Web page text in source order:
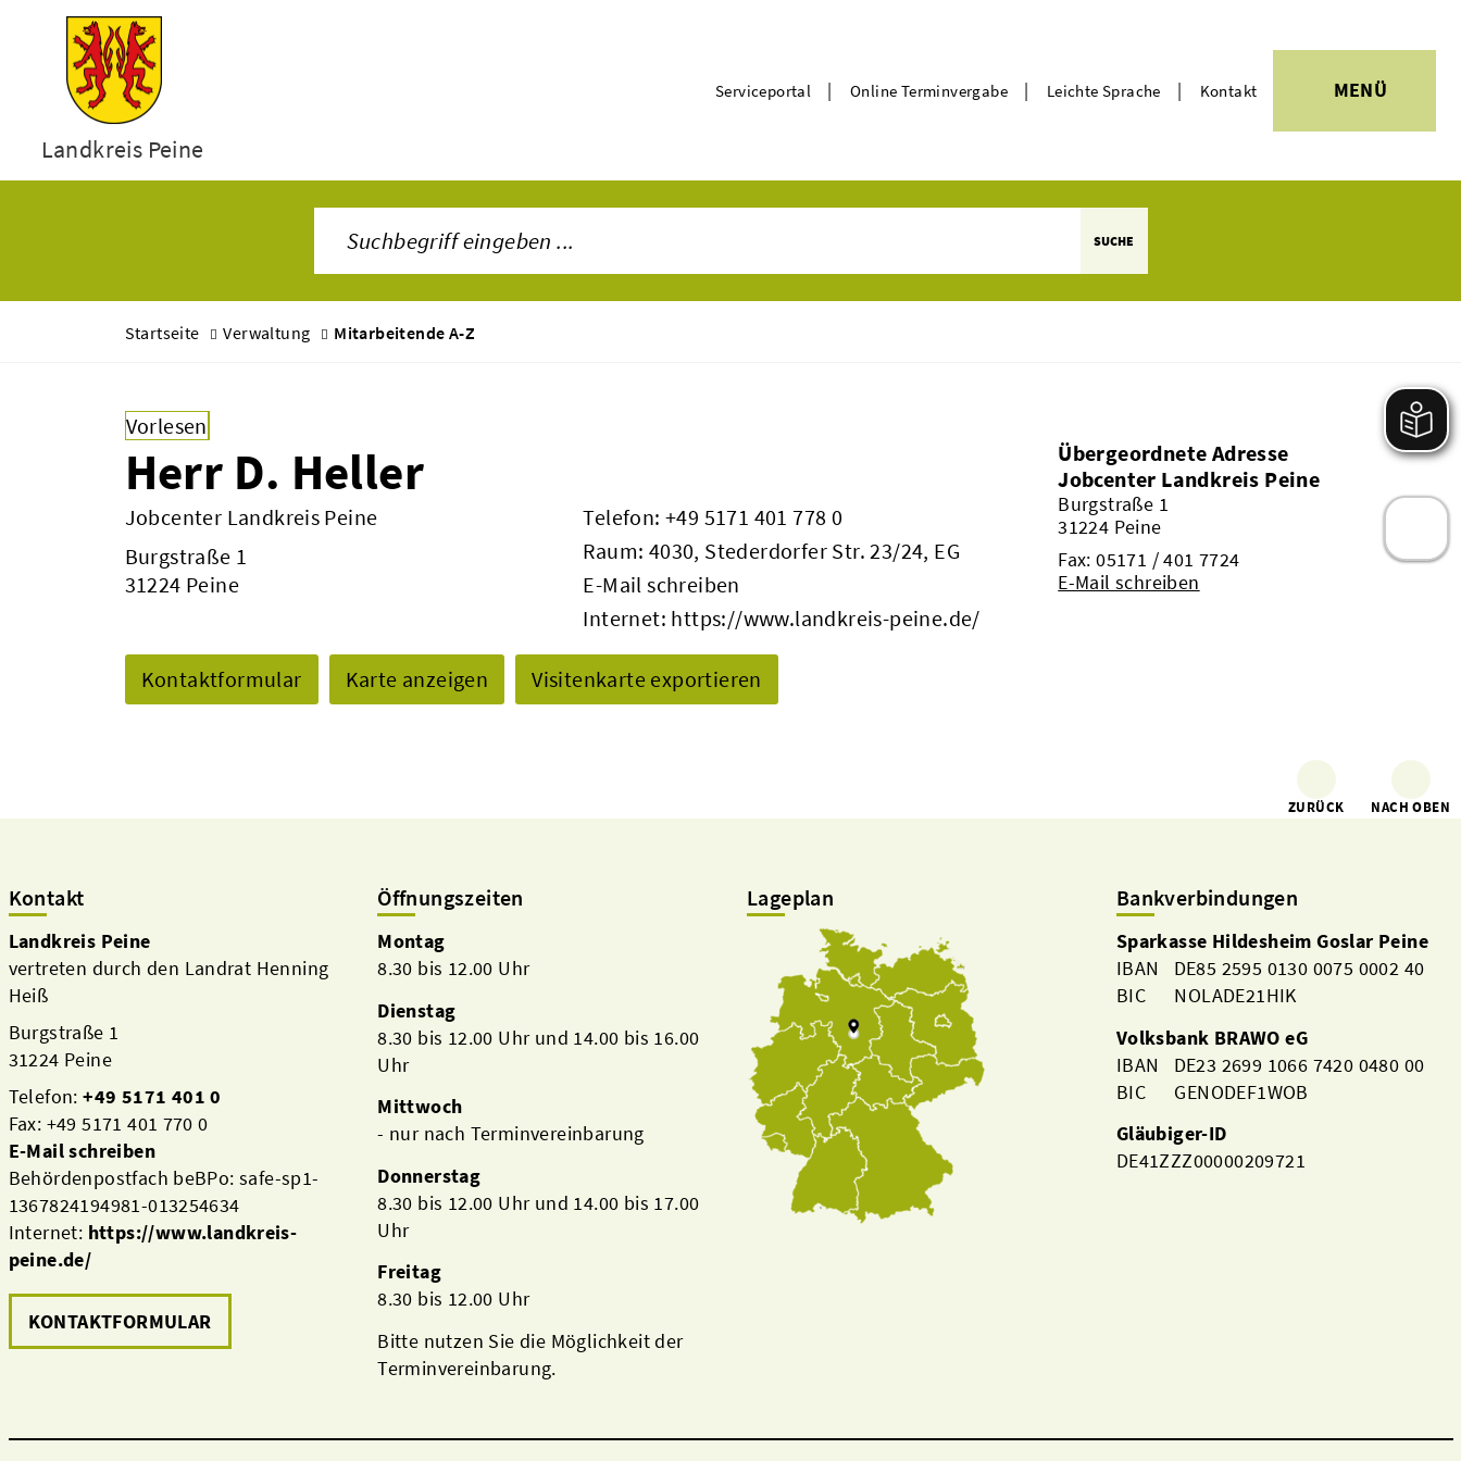
Landkreis Peine
Serviceportal | Online Terminvergabe | Leichte Sprache | Kontakt MENÜ
SUCHE
Startseite Verwaltung Mitarbeitende A-Z
Vorlesen
Herr D. Heller
Jobcenter Landkreis Peine
Burgstraße 1
31224 Peine
Telefon: +49 5171 401 778 0
Raum: 4030, Stederdorfer Str. 23/24, EG
E-Mail schreiben
Internet: https://www.landkreis-peine.de/
Kontaktformular Karte anzeigen Visitenkarte exportieren
Übergeordnete Adresse
Jobcenter Landkreis Peine
Burgstraße 1
31224 Peine
Fax: 05171 / 401 7724
E-Mail schreiben
ZURÜCK NACH OBEN
Kontakt
Landkreis Peine
vertreten durch den Landrat Henning
Heiß
Burgstraße 1
31224 Peine
Telefon:+49 5171 401 0
Fax: +49 5171 401 770 0
E-Mail schreiben
Behördenpostfach beBPo: safe-sp1-
1367824194981-013254634
Internet: https://www.landkreis-
peine.de/
KONTAKTFORMULAR
Öffnungszeiten
Montag
8.30 bis 12.00 Uhr
Dienstag
8.30 bis 12.00 Uhr und 14.00 bis 16.00
Uhr
Mittwoch
- nur nach Terminvereinbarung
Donnerstag
8.30 bis 12.00 Uhr und 14.00 bis 17.00
Uhr
Freitag
8.30 bis 12.00 Uhr
Bitte nutzen Sie die Möglichkeit der
Terminvereinbarung.
Lageplan Bankverbindungen
Sparkasse Hildesheim Goslar Peine
IBAN DE85 2595 0130 0075 0002 40
BIC NOLADE21HIK
Volksbank BRAWO eG
IBAN DE23 2699 1066 7420 0480 00
BIC GENODEF1WOB
Gläubiger-ID
DE41ZZZ00000209721